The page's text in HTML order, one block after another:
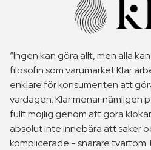
“Ingen kan göra allt, men alla
filosofin som varumärket Klar
enklare för konsumenten att
vardagen. Klar menar nämligen
fullt möjlig genom att göra
absolut inte innebära att saker
komplicerade - snarare